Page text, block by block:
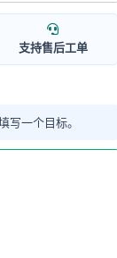
支持售后工单
写一个目标。